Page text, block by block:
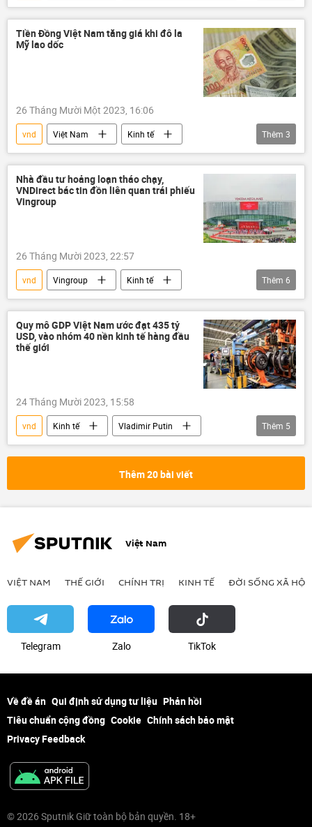
Kinh tế
Kinh doanh
GDP
bất động sản
Tiền Đồng Việt Nam tăng giá khi đô la
Mỹ lao dốc
26 Tháng Mười Một 2023, 16:06
vnd Việt Nam
Kinh tế
tài chính
Thế giới
usd
GDP
Thêm 3
Nhà đầu tư hoảng loạn tháo chạy,
VNDirect bác tin đồn liên quan trái phiếu
Vingroup
26 Tháng Mười 2023, 22:57
vnd Vingroup
Kinh tế
Kinh doanh
cổ phiếu
Vn-Index
Việt Nam
công ty doanh nghiệp
Thêm 6
Quy mô GDP Việt Nam ước đạt 435 tỷ
USD, vào nhóm 40 nền kinh tế hàng đầu
thế giới
24 Tháng Mười 2023, 15:58
vnd Kinh tế
Vladimir Putin
Thế giới
GDP
sản xuất
Thêm 5
Thêm 20 bài viết
Việt Nam
VIỆT NAM THẾ GIỚI CHÍNH TRỊ KINH TẾ ĐỜI SỐNG XÃ HỘI
Telegram Zalo ТikТоk
Về đề án Qui định sử dụng tư liệu Phản hồi
Tiêu chuẩn cộng đồng Cookie Chính sách bảo mật
Privacy Feedback
© 2026 Sputnik Giữ toàn bộ bản quyền. 18+